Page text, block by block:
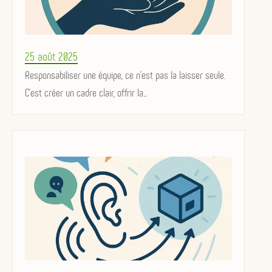
Posted
on
25 août 2025
Responsabiliser une équipe, ce n’est pas la laisser seule.
C’est créer un cadre clair, offrir la...